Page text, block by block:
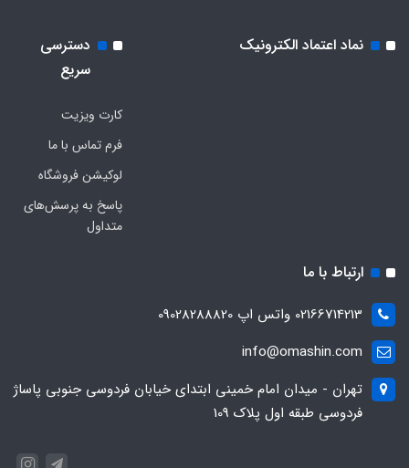
نماد اعتماد الکترونیک
دسترسی
سریع
کارت ویزیت
فرم تماس با ما
لوکیشن فروشگاه
پاسخ به پرسش‌های
متداول
ارتباط با ما
02166714213 واتس اپ 09028288820
info@omashin.com
تهران - میدان امام خمینی ابتدای خیابان فردوسی جنوبی پاساژ
فردوسی طبقه اول پلاک 109